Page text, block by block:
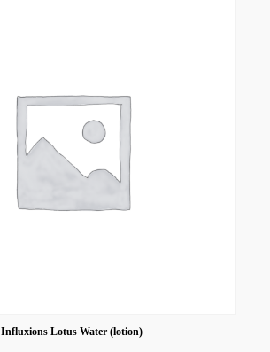
Influxions Lotus Water (lotion)